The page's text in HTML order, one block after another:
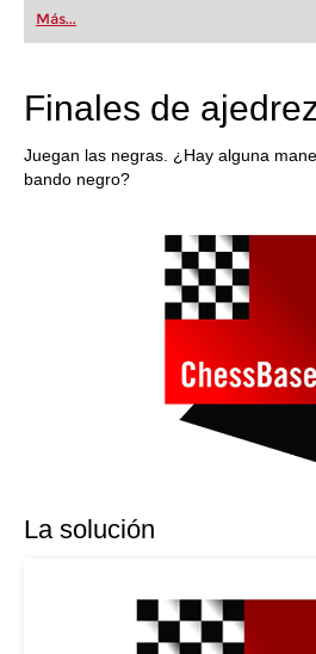
first steps into the world of club chess, or
playing at a tournament level: with FRITZ,
train more efficiently, intelligently and
Más...
Finales de
Juegan las negras. ¿Hay alguna
bando negro?
La solución